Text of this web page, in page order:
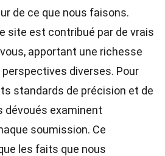
de ce que nous faisons.
site est contribué par de vrais
apportant une richesse
diverses. Pour
standards de précision et de
dévoués examinent
soumission. Ce
les faits que nous